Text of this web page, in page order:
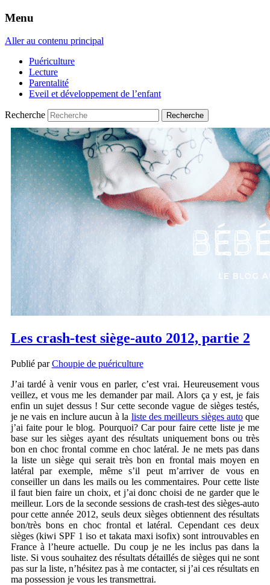
Menu
Aller au contenu principal
Puériculture
Lecture
Parentalité
Eveil et développement de l’enfant
Recherche
Les crash-test siège-auto 2012, partie 2
Publié parChoupie de puériculture
J’ai tardé à venir vous en parler, c’est vrai. Heureusement vous
veillez, et vous me les demander par mail. Alors ça y est, je fais
enfin un sujet dessus ! Sur cette seconde vague de sièges testés,
je ne vais en inclure aucun à la liste des meilleurs sièges auto que
j’ai faite pour le blog. Pourquoi? Car pour faire cette liste je me
base sur les sièges ayant des résultats uniquement bons ou très
bon en choc frontal comme en choc latéral. Je ne mets pas dans
la liste un siège qui serait très bon en frontal mais moyen en
latéral par exemple, même s’il peut m’arriver de vous en
conseiller un dans les mails ou les commentaires. Pour cette liste
il faut bien faire un choix, et j’ai donc choisi de ne garder que le
meilleur. Lors de la seconde sessions de crash-test des sièges-auto
pour cette année 2012, seuls deux sièges obtiennent des résultats
bon/très bons en choc frontal et latéral. Cependant ces deux
sièges (kiwi SPF 1 iso et takata maxi isofix) sont introuvables en
France à l’heure actuelle. Du coup je ne les inclus pas dans la
liste. Si vous souhaitez des résultats détaillés de sièges qui ne sont
pas sur la liste, n’hésitez pas à me contacter, si j’ai ces résultats en
ma possession je vous les transmettrai.